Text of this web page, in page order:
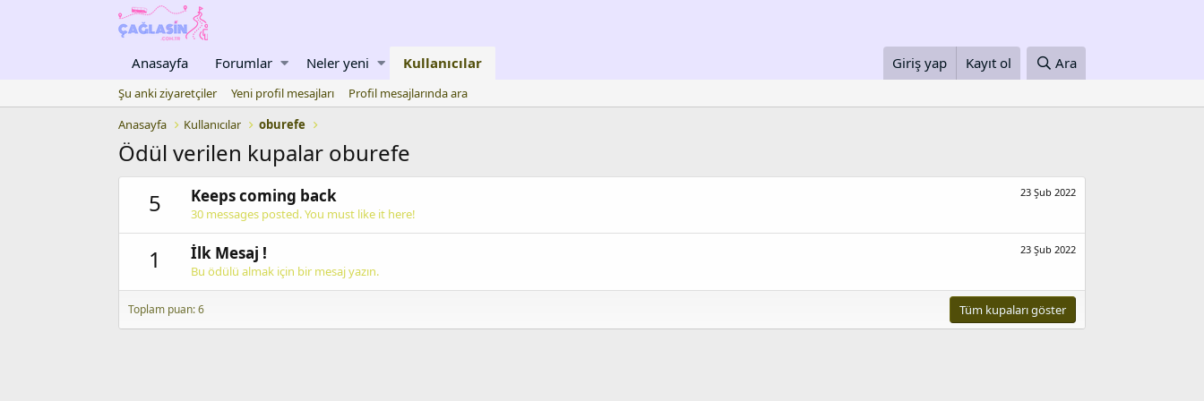
Anasayfa Forumlar Neler yeni Kullanıcılar Giriş yap Kayıt ol Ara
Şu anki ziyaretçiler Yeni profil mesajları
Profil mesajlarında ara
Anasayfa
Kullanıcılar oburefe
Ödül verilen kupalar oburefe
5
23 Şub 2022
Keeps coming back
30 messages posted. You must like it here!
1 23 Şub 2022
İlk Mesaj !
Bu ödülü almak için bir mesaj yazın.
Toplam puan: 6 Tüm kupaları göster